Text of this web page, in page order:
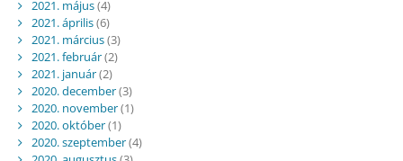
2021. május(4)
2021. április(6)
2021. március(3)
2021. február(2)
2021. január(2)
2020. december(3)
2020. november(1)
2020. október(1)
2020. szeptember(4)